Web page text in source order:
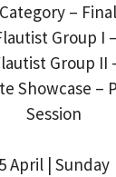
–
Group I
Group II
Showcase –
Session
5 April | Sunday